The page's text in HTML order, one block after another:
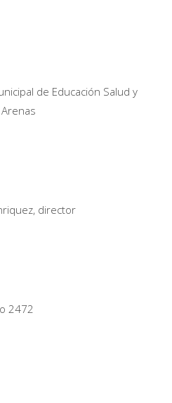
de Educación Salud y
director
2472